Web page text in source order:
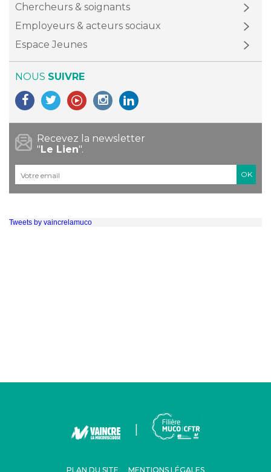
Chercheurs & soignants
Employeurs & acteurs sociaux
Espace Jeunes
NOUS SUIVRE
Recevez la newsletter
"Le Lien".
Courriel*
Tweets by vaincrelamuco
PLAN DU SITE MENTIONS LÉGALES